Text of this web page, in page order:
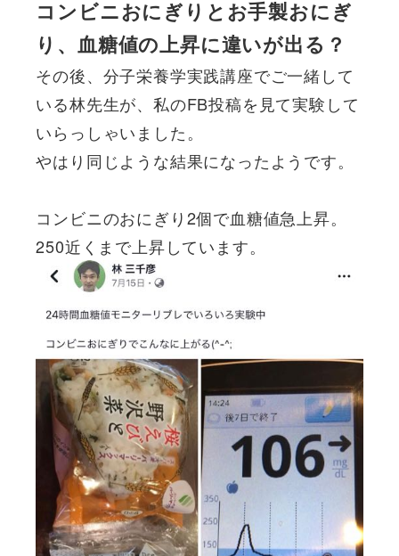
コンビニおにぎりとお手製おにぎ
り、血糖値の上昇に違いが出る？
その後、分子栄養学実践講座でご一緒して
いる林先生が、私のFB投稿を見て実験して
いらっしゃいました。
やはり同じような結果になったようです。
コンビニのおにぎり2個で血糖値急上昇。
250近くまで上昇しています。